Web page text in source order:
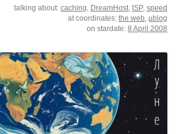
talking about: caching DreamHost ISP, speed
at coordinates: the web µblog
on stardate: 8 April 2008